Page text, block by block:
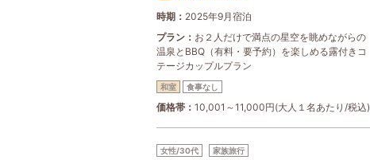
時期
2025年9月宿泊
プラン
お２人だけで満点の星空を眺めながらの
温泉とBBQ（有料・要予約）を楽しめる露付きコ
テージカップルプラン
和室 食事なし
価格帯 10,001～11,000円(大人１名あたり/税込)
女性/30代 家族旅行